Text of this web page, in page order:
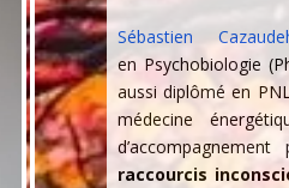
Sébastien
en Psychobiologie
aussi diplômé en
médecine
raccourcis